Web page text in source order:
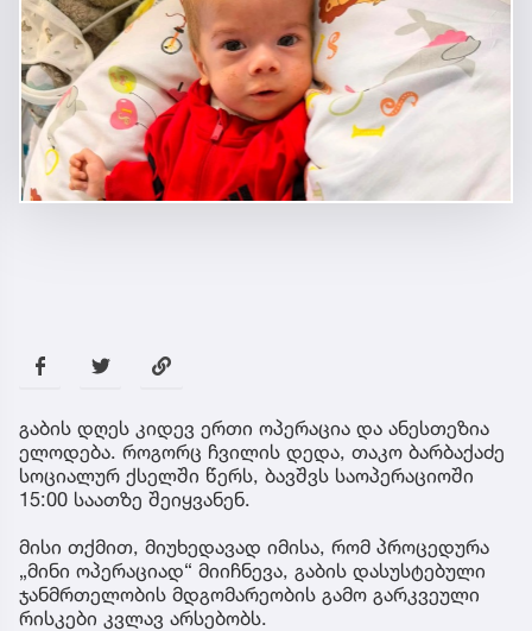
გაბის დღეს კიდევ ერთი ოპერაცია და ანესთეზია
ელოდება. როგორც ჩვილის დედა, თაკო ბარბაქაძე
სოციალურ ქსელში წერს, ბავშვს საოპერაციოში
15:00 საათზე შეიყვანენ.
მისი თქმით, მიუხედავად იმისა, რომ პროცედურა
„მინი ოპერაციად“ მიიჩნევა, გაბის დასუსტებული
ჯანმრთელობის მდგომარეობის გამო გარკვეული
რისკები კვლავ არსებობს.